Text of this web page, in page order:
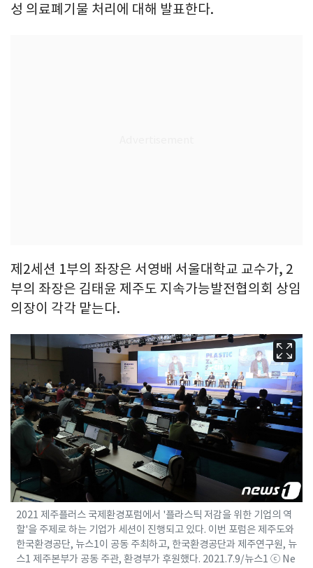
성 의료폐기물 처리에 대해 발표한다.
제2세션 1부의 좌장은 서영배 서울대학교 교수가, 2
부의 좌장은 김태윤 제주도 지속가능발전협의회 상임
의장이 각각 맡는다.
2021 제주플러스 국제환경포럼에서 '플라스틱 저감을 위한 기업의 역
할'을 주제로 하는 기업가 세션이 진행되고 있다. 이번 포럼은 제주도와
한국환경공단, 뉴스1이 공동 주최하고, 한국환경공단과 제주연구원, 뉴
스1 제주본부가 공동 주관, 환경부가 후원했다. 2021.7.9/뉴스1 ⓒ Ne